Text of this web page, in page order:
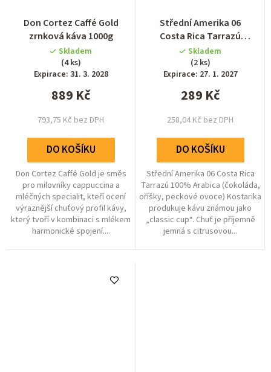
Don Cortez Caffé Gold
zrnková káva 1000g
hodnocení
produktu
je
5,0
z
5
Skladem
(4 ks)
Expirace: 31. 3. 2028
793,75 Kč bez DPH
889 Kč
DO KOŠÍKU
Don Cortez Caffé Gold je směs
pro milovníky cappuccina a
mléčných specialit, kteří ocení
výraznější chuťový profil kávy,
který tvoří v kombinaci s mlékem
harmonické spojení....
Střední Amerika 06
Costa Rica Tarrazú
zrnková káva 300g
Skladem
(2 ks)
Expirace: 27. 1. 2027
258,04 Kč bez DPH
289 Kč
DO KOŠÍKU
Střední Amerika 06 Costa Rica
Tarrazú 100% Arabica (čokoláda,
oříšky, peckové ovoce) Kostarika
produkuje kávu známou jako
„classic cup“. Chuť je příjemně
jemná s citrusovou...